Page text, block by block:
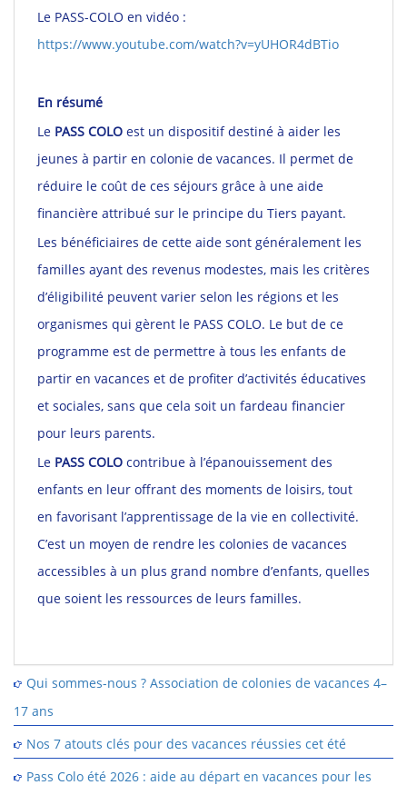
Le PASS-COLO en vidéo :
https://www.youtube.com/watch?v=yUHOR4dBTio
En résumé
Le PASS COLO est un dispositif destiné à aider les
jeunes à partir en colonie de vacances. Il permet de
réduire le coût de ces séjours grâce à une aide
financière attribué sur le principe du Tiers payant.
Les bénéficiaires de cette aide sont généralement les
familles ayant des revenus modestes, mais les critères
d’éligibilité peuvent varier selon les régions et les
organismes qui gèrent le PASS COLO. Le but de ce
programme est de permettre à tous les enfants de
partir en vacances et de profiter d’activités éducatives
et sociales, sans que cela soit un fardeau financier
pour leurs parents.
Le PASS COLO contribue à l’épanouissement des
enfants en leur offrant des moments de loisirs, tout
en favorisant l’apprentissage de la vie en collectivité.
C’est un moyen de rendre les colonies de vacances
accessibles à un plus grand nombre d’enfants, quelles
que soient les ressources de leurs familles.
Qui sommes-nous ? Association de colonies de vacances 4–
17 ans
Nos 7 atouts clés pour des vacances réussies cet été
Pass Colo été 2026 : aide au départ en vacances pour les